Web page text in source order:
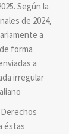
Según la
de 2024,
a
forma
a
irregular
éstas